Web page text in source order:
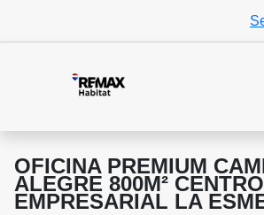
OFICINA PREMIUM
ALEGRE 800M² CENTRO
EMPRESARIAL LA